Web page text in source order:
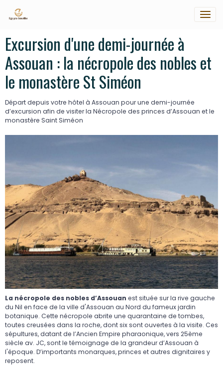
Excursion d'une demi-journée à
Assouan : la nécropole des nobles et
le monastère St Siméon
Départ depuis votre hôtel à Assouan pour une demi-journée
d’excursion afin de visiter la Nécropole des princes d’Assouan et le
monastère Saint Siméon
La nécropole des nobles d’Assouan est située sur la rive gauche
du Nil en face de la ville d'Assouan au Nord du fameux jardin
botanique. Cette nécropole abrite une quarantaine de tombes,
toutes creusées dans la roche, dont six sont ouvertes à la visite. Ces
sépultures, datant de l’Ancien Empire pharaonique, vers 25ème
siècle av. JC, sont le témoignage de la grandeur d’Assouan à
l'époque. D’importants monarques, princes et autres dignitaires y
reposent.